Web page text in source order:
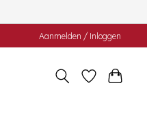
Aanmelden / Inloggen